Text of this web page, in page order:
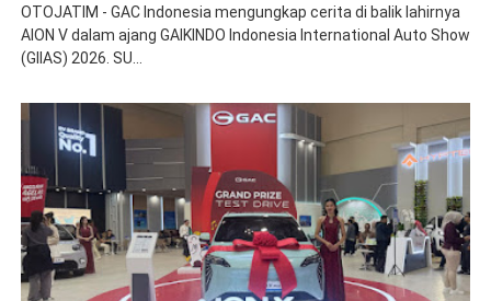
OTOJATIM - GAC Indonesia mengungkap cerita di balik lahirnya
AION V dalam ajang GAIKINDO Indonesia International Auto Show
(GIIAS) 2026. SU...